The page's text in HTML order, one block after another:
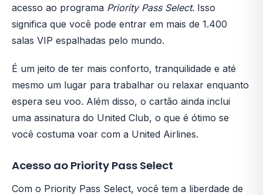
acesso ao programa Priority Pass Select. Isso
significa que você pode entrar em mais de 1.400
salas VIP espalhadas pelo mundo.
É um jeito de ter mais conforto, tranquilidade e até
mesmo um lugar para trabalhar ou relaxar enquanto
espera seu voo. Além disso, o cartão ainda inclui
uma assinatura do United Club, o que é ótimo se
você costuma voar com a United Airlines.
Acesso ao Priority Pass Select
Com o Priority Pass Select, você tem a liberdade de